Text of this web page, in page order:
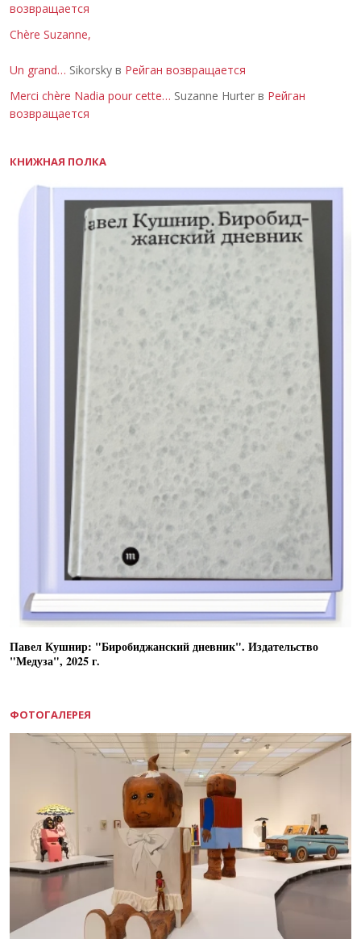
возвращается
Chère Suzanne,
Un grand… Sikorsky в Рейган возвращается
Merci chère Nadia pour cette… Suzanne Hurter в Рейган
возвращается
КНИЖНАЯ ПОЛКА
Павел Кушнир: "Биробиджанский дневник". Издательство
"Медуза", 2025 г.
ФОТОГАЛЕРЕЯ